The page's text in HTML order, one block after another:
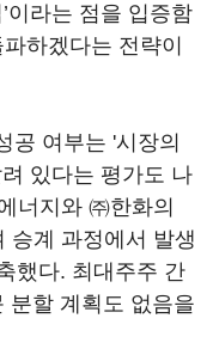
이라는 점을 입증함
하겠다는 전략이
공 여부는 '시장의
있다는 평가도 나
너지와 ㈜한화의
승계 과정에서 발생
했다. 최대주주 간
분할 계획도 없음을